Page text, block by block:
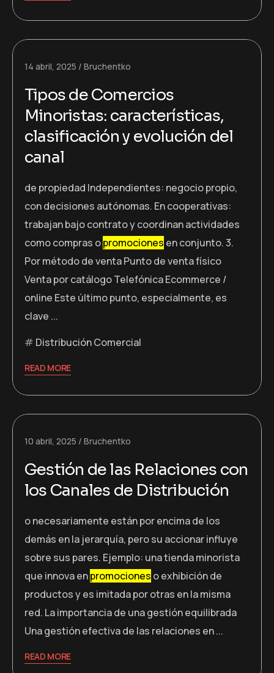
14 abril, 2025 Bruchentko
Tipos de Comercios
Minoristas: características,
clasificación y evolución del
canal
de propiedad Independientes: negocio propio,
con decisiones autónomas. En cooperativas:
trabajan bajo contrato y coordinan actividades
como compras opromociones en conjunto. 3.
Por método de venta Punto de venta físico
Venta por catálogo Telefónica Ecommerce /
online Este último punto, especialmente, es
clave ...
Distribución Comercial
READ MORE
10 abril, 2025 Bruchentko
Gestión de las Relaciones con
los Canales de Distribución
o necesariamente están por encima de los
demás en la jerarquía, pero su accionar influye
sobre sus pares. Ejemplo: una tienda minorista
que innova enpromociones o exhibición de
productos y es imitada por otras en la misma
red. La importancia de una gestión equilibrada
Una gestión efectiva de las relaciones en ...
READ MORE